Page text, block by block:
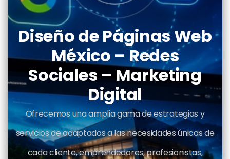
Diseño de Páginas Web
México – Redes
Sociales – Marketing
Digital
Ofrecemos una amplia gama de estrategias y
servicios de adaptados a las necesidades únicas de
cada cliente, emprendedores, profesionistas,